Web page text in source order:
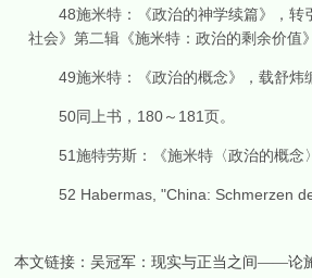
48施米特：《政治的神学续篇》，转
社会》第二辑《施米特：政治的剩余价值
49施米特：《政治的概念》，载舒炜
50同上书，180～181页。
51施特劳斯：《施米特〈政治的概念
52 Habermas, "China: Schmerzen
本文链接： 吴冠军：现实与正当之间——论